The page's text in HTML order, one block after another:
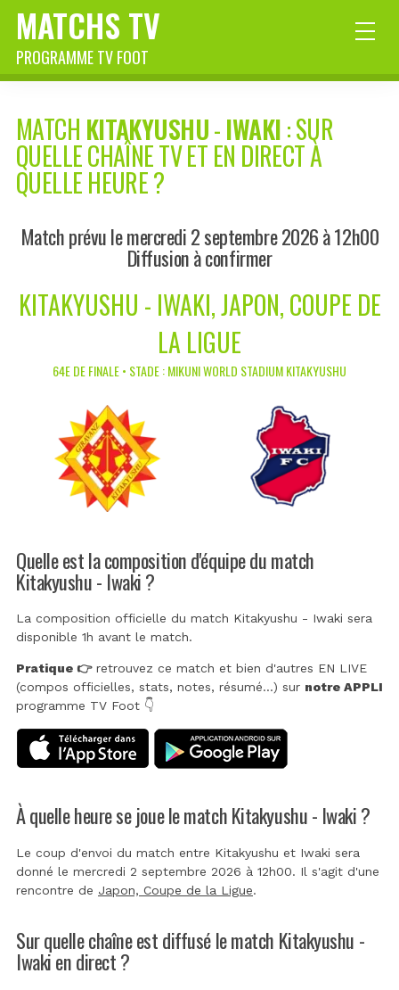
MATCHS TV
PROGRAMME TV FOOT
MATCH KITAKYUSHU-IWAKI: SUR
QUELLE CHAÎNE TV ET EN DIRECT À
QUELLE HEURE ?
Match prévu le mercredi 2 septembre 2026 à 12h00
Diffusion à confirmer
KITAKYUSHU - IWAKI, JAPON, COUPE DE
LA LIGUE
64E DE FINALE • STADE : MIKUNI WORLD STADIUM KITAKYUSHU
Quelle est la composition d'équipe du match
Kitakyushu - Iwaki ?
La composition officielle du match Kitakyushu - Iwaki sera
disponible 1h avant le match.
Pratique 👉retrouvez ce match et bien d'autres EN LIVE
(compos officielles, stats, notes, résumé...) sur notre APPLI
programme TV Foot 👇
À quelle heure se joue le match Kitakyushu - Iwaki ?
Le coup d'envoi du match entre Kitakyushu et Iwaki sera
donné le mercredi 2 septembre 2026 à 12h00. Il s'agit d'une
rencontre de Japon, Coupe de la Ligue.
Sur quelle chaîne est diffusé le match Kitakyushu -
Iwaki en direct ?